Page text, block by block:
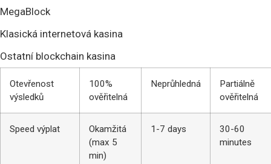
MegaBlock
Klasická internetová kasina
Ostatní blockchain kasina
Otevřenost
výsledků
100%
ověřitelná
Neprůhledná
Partiálně
ověřitelná
Speed výplat
Okamžitá
(max 5
min)
1-7 days
30-60
minutes